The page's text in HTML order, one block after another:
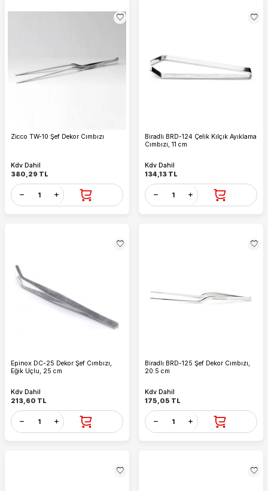
Zicco TW-10 Şef Dekor Cımbızı
Kdv Dahil
380,29 TL
Biradlı BRD-124 Çelik Kılçık Ayıklama
Cımbızı, 11 cm
Kdv Dahil
134,13 TL
Epinox DC-25 Dekor Şef Cımbızı,
Eğik Uçlu, 25 cm
Kdv Dahil
213,60 TL
Biradlı BRD-125 Şef Dekor Cımbızı,
20.5 cm
Kdv Dahil
175,05 TL